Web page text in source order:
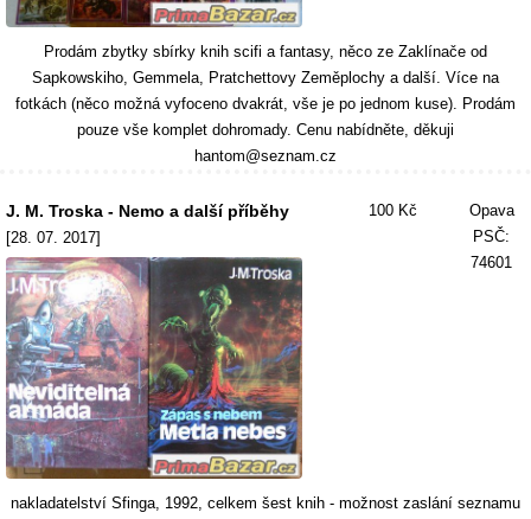
Prodám zbytky sbírky knih scifi a fantasy, něco ze Zaklínače od
Sapkowskiho, Gemmela, Pratchettovy Zeměplochy a další. Více na
fotkách (něco možná vyfoceno dvakrát, vše je po jednom kuse). Prodám
pouze vše komplet dohromady. Cenu nabídněte, děkuji
hantom@seznam.cz
J. M. Troska - Nemo a další příběhy
[28. 07. 2017]
100 Kč
Opava
PSČ:
74601
nakladatelství Sfinga, 1992, celkem šest knih - možnost zaslání seznamu